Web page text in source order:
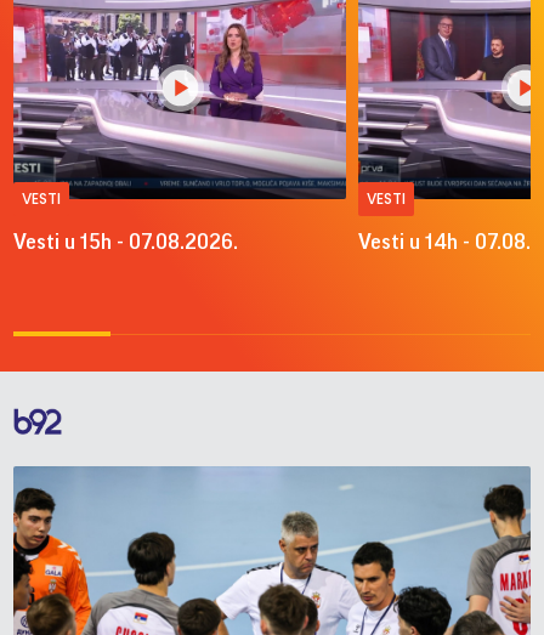
VESTI
Vesti u 15h - 07.08.2026.
VESTI
Vesti u 14h -